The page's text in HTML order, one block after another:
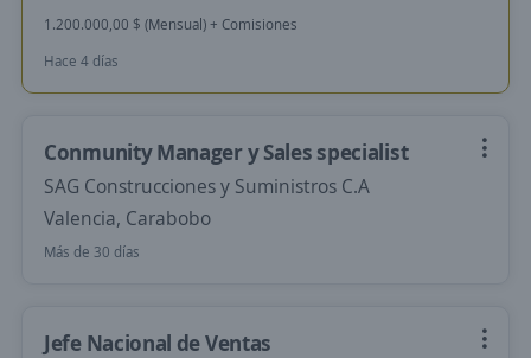
1.200.000,00 $ (Mensual) + Comisiones
Hace 4 días
Conmunity Manager y Sales specialist
SAG Construcciones y Suministros C.A
Valencia, Carabobo
Más de 30 días
Jefe Nacional de Ventas